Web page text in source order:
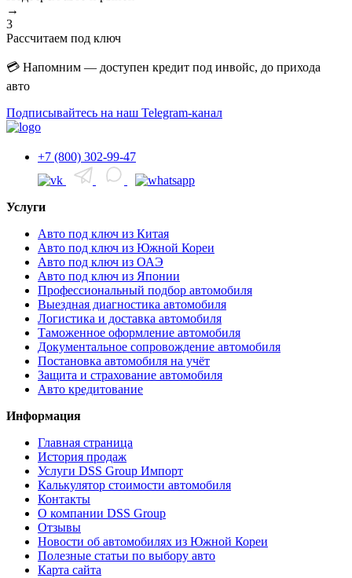
→
3
Рассчитаем под ключ
💳 Напомним — доступен кредит под инвойс, до прихода
авто
Подписывайтесь на наш Telegram-канал
+7 (800) 302-99-47
Услуги
Авто под ключ из Китая
Авто под ключ из Южной Кореи
Авто под ключ из ОАЭ
Авто под ключ из Японии
Профессиональный подбор автомобиля
Выездная диагностика автомобиля
Логистика и доставка автомобиля
Таможенное оформление автомобиля
Документальное сопровождение автомобиля
Постановка автомобиля на учёт
Защита и страхование автомобиля
Авто кредитование
Информация
Главная страница
История продаж
Услуги DSS Group Импорт
Калькулятор стоимости автомобиля
Контакты
О компании DSS Group
Отзывы
Новости об автомобилях из Южной Кореи
Полезные статьи по выбору авто
Карта сайта